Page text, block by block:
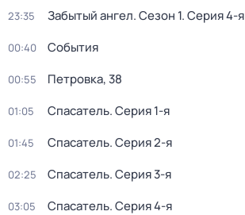
23:35 Забытый ангел. Сезон 1. Серия 4-я
00:40 События
00:55 Петровка, 38
01:05 Спасатель. Серия 1-я
01:45 Спасатель. Серия 2-я
02:25 Спасатель. Серия 3-я
03:05 Спасатель. Серия 4-я